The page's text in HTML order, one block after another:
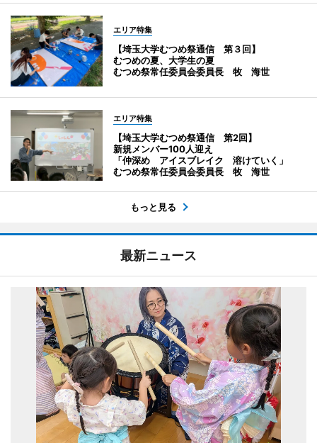
エリア特集
【埼玉大学むつめ祭通信 第３回】
むつめの夏、大学生の夏
むつめ祭常任委員会委員長 牧 海世
エリア特集
【埼玉大学むつめ祭通信 第2回】
新規メンバー100人迎え
「仲深め アイスブレイク 溶けていく」
むつめ祭常任委員会委員長 牧 海世
もっと見る
最新ニュース